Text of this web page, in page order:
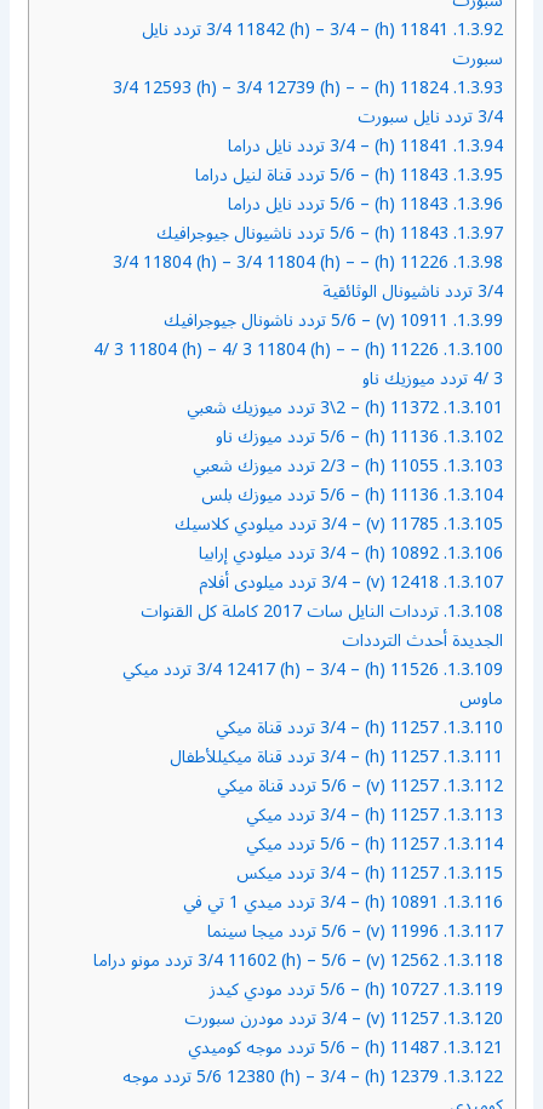
1.3.92.
11841 (h) – 3/4 11842 (h) – 3/4 تردد نايل
سبورت
1.3.93.
11824 (h) – 3/4 12593 (h) – 3/4 12739 (h) –
3/4 تردد نايل سبورت
1.3.94.
1.3.95.
1.3.96.
1.3.97.
1.3.98.
11226 (h) – 3/4 11804 (h) – 3/4 11804 (h) –
3/4 تردد ناشيونال الوثائقية
1.3.99.
1.3.100.
11226 (h) – 4/ 3 11804 (h) – 4/ 3 11804 (h) –
4/ 3 تردد ميوزيك ناو
1.3.101. 11372 (h) – 3\2 تردد ميوزيك شعبي
1.3.102.
1.3.103.
1.3.104.
1.3.105.
1.3.106. 10892 (h) – 3/4 تردد ميلودي إرابيا
1.3.107.
1.3.108.
ترددات النايل سات 2017 كاملة كل القنوات
الجديدة أحدث الترددات
1.3.109.
11526 (h) – 3/4 12417 (h) – 3/4 تردد ميكي
ماوس
1.3.110. 11257 (h) – 3/4 تردد قناة ميكي
1.3.111. 11257 (h) – 3/4 تردد قناة ميكيللأطفال
1.3.112. 11257 (v) – 5/6 تردد قناة ميكي
1.3.113. 11257 (h) – 3/4 تردد ميكي
1.3.114. 11257 (h) – 5/6 تردد ميكي
1.3.115. 11257 (h) – 3/4 تردد ميكس
1.3.116.
1.3.117.
1.3.118. 12562 (v) – 3/4 11602 (h) – 5/6 تردد مونو دراما
1.3.119. 10727 (h) – 5/6 تردد مودي كيدز
1.3.120. 11257 (v) – 3/4 تردد مودرن سبورت
1.3.121. 11487 (h) – 5/6 تردد موجه كوميدي
1.3.122.
12379 (h) – 5/6 12380 (h) – 3/4 تردد موجه